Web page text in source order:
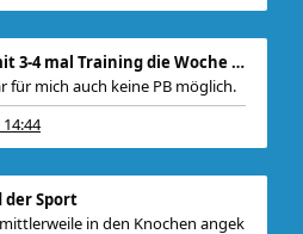
Re: Sub 3:20h mit 3-4 mal Training die Woche machb
für mich auch keine PB möglich.
der Sport
in den Knochen angek